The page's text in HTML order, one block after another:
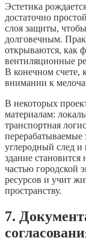
Эстетика
достаточно
слоя защиты,
долговечным.
открываются, как
вентиляционные
В конечном счете,
внимании к
В некоторых
материалам:
транспортная
углеродный след
здание
частью городской
ресурсов и учит
пространству.
7.